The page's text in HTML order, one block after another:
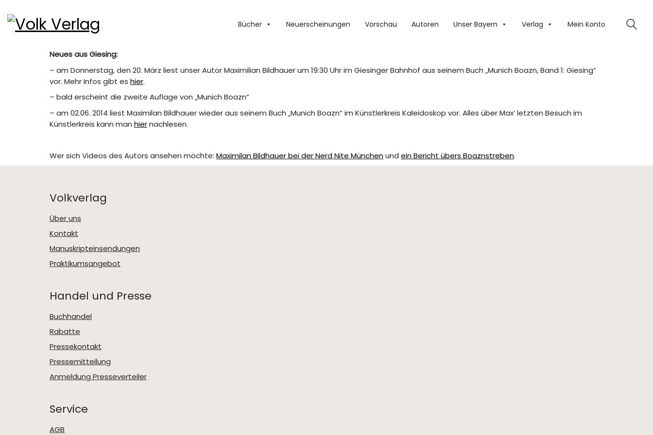
Bücher Neuerscheinungen Vorschau Autoren Unser Bayern Verlag Mein Konto
Neues aus Giesing:
– am Donnerstag, den 20. März liest unser Autor Maximilian Bildhauer um 19:30 Uhr im Giesinger Bahnhof aus seinem Buch „Munich Boazn, Band 1: Giesing“
vor. Mehr Infos gibt es hier.
– bald erscheint die zweite Auflage von „Munich Boazn“
– am 02.06. 2014 liest Maximilan Bildhauer wieder aus seinem Buch „Munich Boazn“ im Künstlerkreis Kaleidoskop vor. Alles über Max‘ letzten Besuch im
Künstlerkreis kann man hiernachlesen.
Wer sich Videos des Autors ansehen möchte: Maximilan Bildhauer bei der Nerd Nite Münchenund ein Bericht übers Boaznstreben.
Volkverlag
Über uns
Kontakt
Manuskripteinsendungen
Praktikumsangebot
Handel und Presse
Buchhandel
Rabatte
Pressekontakt
Pressemitteilung
Anmeldung Presseverteiler
Service
AGB